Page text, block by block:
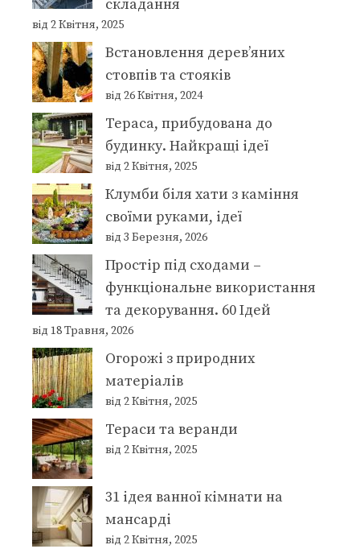
складання
від 2 Квітня, 2025
Встановлення дерев’яних
стовпів та стояків
від 26 Квітня, 2024
Тераса, прибудована до
будинку. Найкращі ідеї
від 2 Квітня, 2025
Клумби біля хати з каміння
своїми руками, ідеї
від 3 Березня, 2026
Простір під сходами –
функціональне використання
та декорування. 60 Ідей
від 18 Травня, 2026
Огорожі з природних
матеріалів
від 2 Квітня, 2025
Тераси та веранди
від 2 Квітня, 2025
31 ідея ванної кімнати на
мансарді
від 2 Квітня, 2025